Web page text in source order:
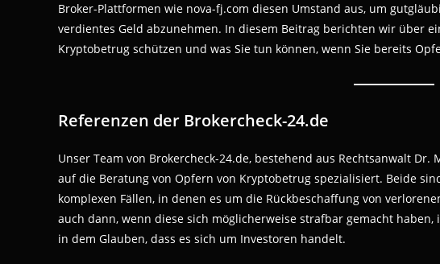
Broker-Plattformen wie nova-fj.com diesen Umstand aus, um
verdientes Geld abzunehmen. In diesem Beitrag berichten wir über
Kryptobetrug schützen und was Sie tun können, wenn Sie bereits
Referenzen der Brokercheck-24.de
Unser Team von Brokercheck-24.de, bestehend aus Rechtsanwalt
auf die Beratung von Opfern von Kryptobetrug spezialisiert. Beide
komplexen Fällen, in denen es um die Rückbeschaffung von
auch dann, wenn diese sich möglicherweise strafbar gemacht
in dem Glauben, dass es sich um Investoren handelt.